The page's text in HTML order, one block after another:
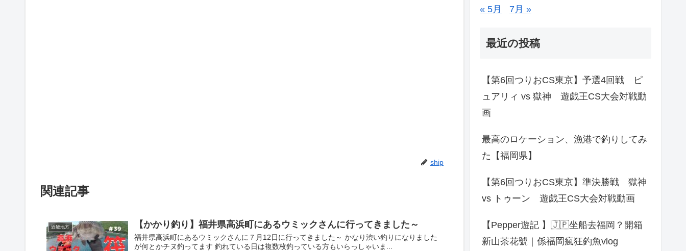
ship
関連記事
近畿地方 【かかり釣り】福井県高浜町にあるウミックさんに行ってきました～
福井県高浜町にあるウミックさんに７月12日に行ってきました～ かなり渋い釣りになりました
が何とかチヌ釣ってます 釣れている日は複数枚釣っている方もいらっしゃいま...
« 5月 7月 »
最近の投稿
【第6回つりおCS東京】予選4回戦 ピ
ュアリィ vs 獄神 遊戯王CS大会対戦動
画
最高のロケーション、漁港で釣りしてみ
た【福岡県】
【第6回つりおCS東京】準決勝戦 獄神
vs トゥーン 遊戯王CS大会対戦動画
【Pepper遊記 】🇯🇵坐船去福岡？開箱
新山茶花號｜係福岡瘋狂釣魚vlog